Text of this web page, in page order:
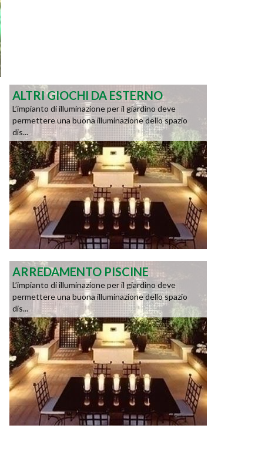
ALTRI GIOCHI DA ESTERNO
L’impianto di illuminazione per il giardino deve
permettere una buona illuminazione dello spazio
dis...
ARREDAMENTO PISCINE
L’impianto di illuminazione per il giardino deve
permettere una buona illuminazione dello spazio
dis...